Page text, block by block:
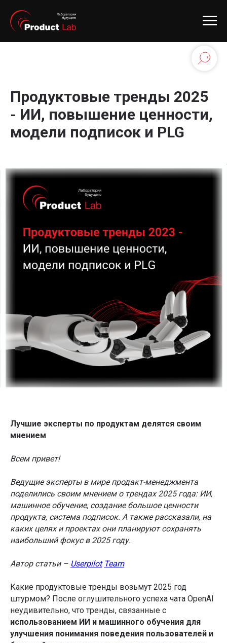
Продуктовые тренды 2025
- ИИ, повышение ценности,
модели подписок и PLG
Лучшие эксперты по продуктам делятся своим
мнением
Всем привет!
Ведущие эксперты в мире продакт-менеджмента
поделились своим мнением о трендах 2025 года: ИИ,
машинное обучение, создание большое ценности
продукта, система подписок. А также рассказали, на
каких целях и проектах они планируют сохранять
наибольший фокус в 2025 году.
Автор статьи – Userpilot Team
Какие продуктовые тренды возьмут 2025 год
штурмом? После оглушительного успеха чата OpenAI
неудивительно, что тренды, связанные с
использованием ИИ и машинного обучения для
улучшения понимания поведения пользователей и